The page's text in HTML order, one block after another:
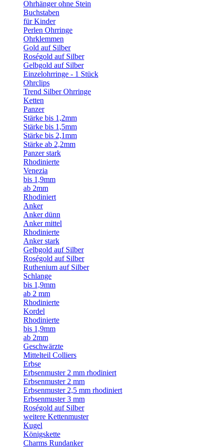
Ohrhänger ohne Stein
Buchstaben
für Kinder
Perlen Ohrringe
Ohrklemmen
Gold auf Silber
Roségold auf Silber
Gelbgold auf Silber
Einzelohrringe - 1 Stück
Ohrclips
Trend Silber Ohrringe
Ketten
Panzer
Stärke bis 1,2mm
Stärke bis 1,5mm
Stärke bis 2,1mm
Stärke ab 2,2mm
Panzer stark
Rhodinierte
Venezia
bis 1,9mm
ab 2mm
Rhodiniert
Anker
Anker dünn
Anker mittel
Rhodinierte
Anker stark
Gelbgold auf Silber
Roségold auf Silber
Ruthenium auf Silber
Schlange
bis 1,9mm
ab 2 mm
Rhodinierte
Kordel
Rhodinierte
bis 1,9mm
ab 2mm
Geschwärzte
Mittelteil Colliers
Erbse
Erbsenmuster 2 mm rhodiniert
Erbsenmuster 2 mm
Erbsenmuster 2,5 mm rhodiniert
Erbsenmuster 3 mm
Roségold auf Silber
weitere Kettenmuster
Kugel
Königskette
Charms Rundanker